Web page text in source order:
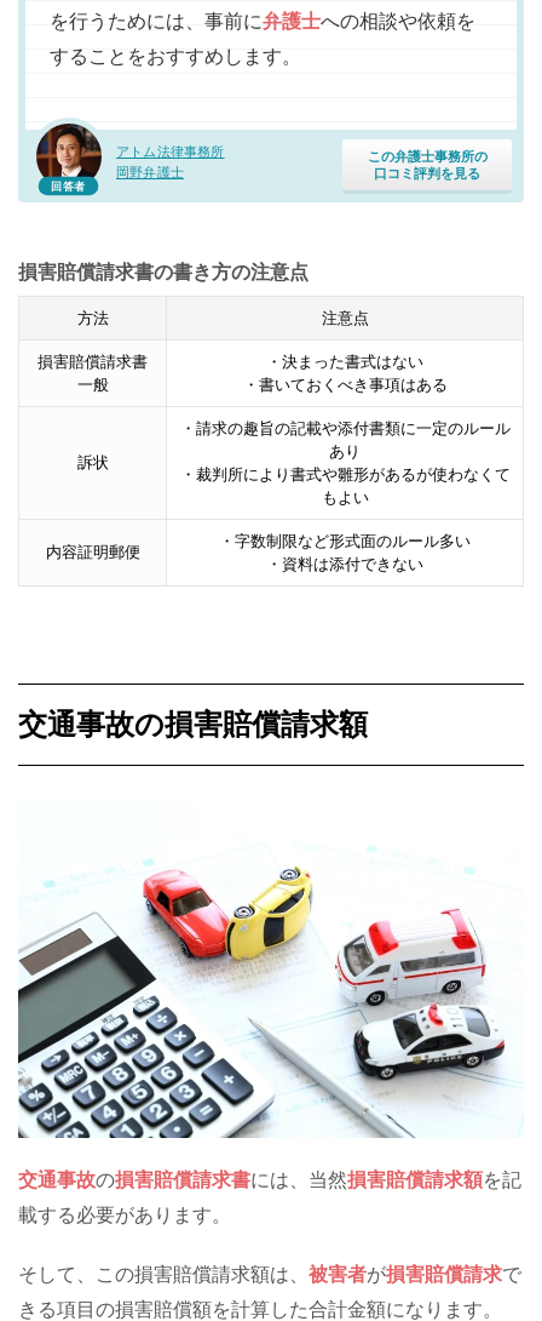
回答者
アトム法律事務所
岡野弁護士
この弁護士事務所の
口コミ評判を見る
を行うためには、事前に弁護士への相談や依頼を
することをおすすめします。
損害賠償請求書の書き方の注意点
方法 注意点
損害賠償請求書
一般
・決まった書式はない
・書いておくべき事項はある
訴状
・請求の趣旨の記載や添付書類に一定のルール
あり
・裁判所により書式や雛形があるが使わなくて
もよい
内容証明郵便
・字数制限など形式面のルール多い
・資料は添付できない
交通事故の損害賠償請求額
交通事故の損害賠償請求書には、当然損害賠償請求額を記
載する必要があります。
そして、この損害賠償請求額は、 被害者が損害賠償請求で
きる項目の損害賠償額を計算した合計金額になります。